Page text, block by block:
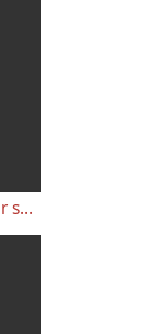
Yoga Schulter Übungen - für starke gesunde Schultern, gegen Schulterschmerzen